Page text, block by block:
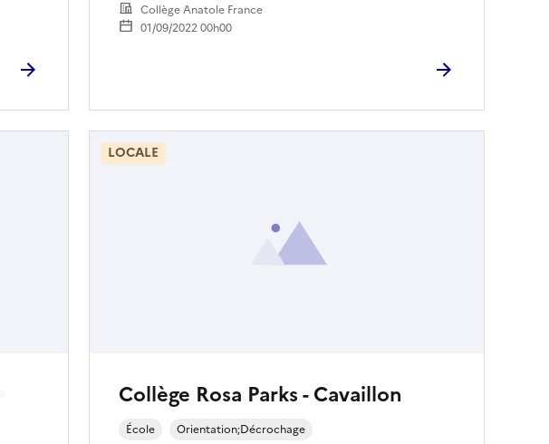
Collège Anatole France
01/09/2022 00h00
Collège Rosa Parks - Cavaillon
École Orientation;Décrochage
LOCALE